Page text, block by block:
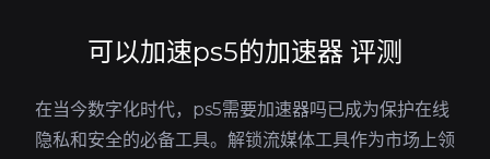
可以加速ps5的加速器 评测
在当今数字化时代，ps5需要加速器吗已成为保护在线
隐私和安全的必备工具。解锁流媒体工具作为市场上领